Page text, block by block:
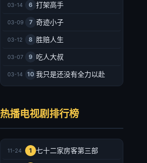
03-14 6 打架高手
03-09 7 奇迹小子
03-12 8 胜赔人生
03-07 9 吃人大叔
03-14 10 我只是还没有全力以赴
热播电视剧排行榜
11-24 1 七十二家房客第三部